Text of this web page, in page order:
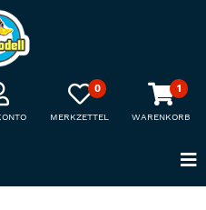
0
MERKZETTEL
1
WARENKORB